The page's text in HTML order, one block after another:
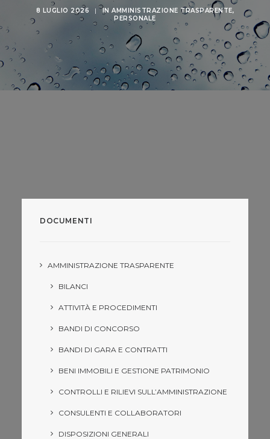
8 LUGLIO 2026 | INAMMINISTRAZIONE TRASPARENTE,
PERSONALE
DOCUMENTI
AMMINISTRAZIONE TRASPARENTE
BILANCI
ATTIVITÀ E PROCEDIMENTI
BANDI DI CONCORSO
BANDI DI GARA E CONTRATTI
BENI IMMOBILI E GESTIONE PATRIMONIO
CONTROLLI E RILIEVI SULL’AMMINISTRAZIONE
CONSULENTI E COLLABORATORI
DISPOSIZIONI GENERALI